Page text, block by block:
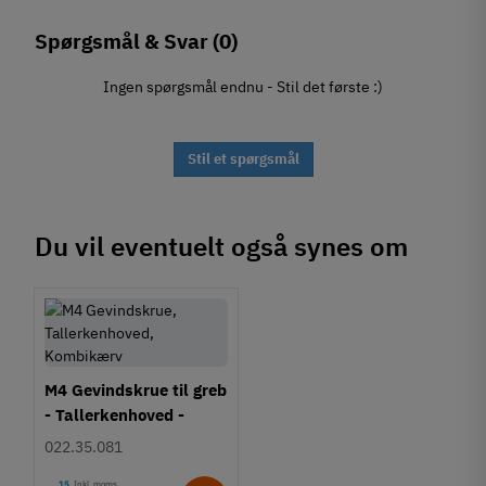
Spørgsmål & Svar(0)
Ingen spørgsmål endnu - Stil det første :)
Stil et spørgsmål
Du vil eventuelt også synes om
M4 Gevindskrue til greb
- Tallerkenhoved -
Krydskærv
022.35.081